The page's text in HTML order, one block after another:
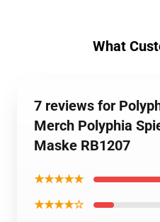
What
7 reviews for
Merch Polyphia
Maske RB1207
★★★★★
★★★★☆